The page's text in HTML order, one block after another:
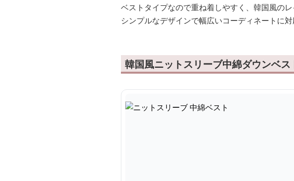
ベストタイプなので重ね着しやすく、韓国風の
シンプルなデザインで幅広いコーディネートに対
韓国風ニットスリーブ中綿ダウンベス